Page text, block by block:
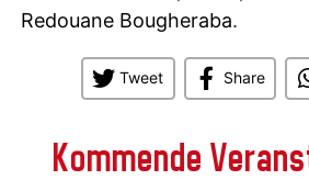
Redouane Bougheraba.
Tweet Share
Kommende